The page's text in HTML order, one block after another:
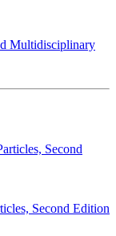
Multidisciplinary
Second Edition